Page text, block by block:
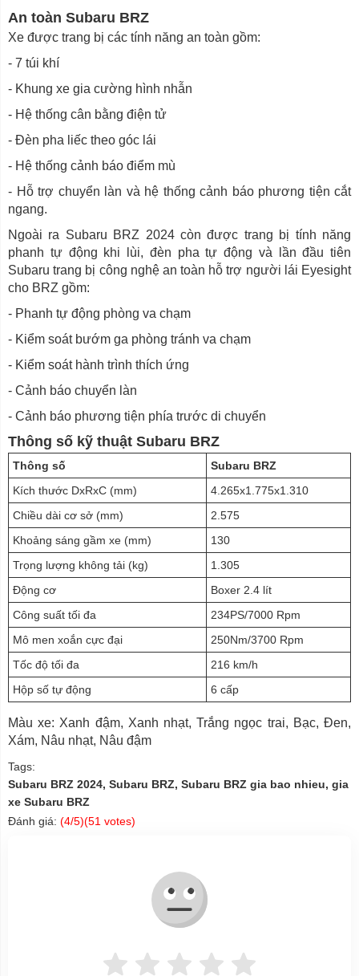
An toàn Subaru BRZ
Xe được trang bị các tính năng an toàn gồm:
- 7 túi khí
- Khung xe gia cường hình nhẫn
- Hệ thống cân bằng điện tử
- Đèn pha liếc theo góc lái
- Hệ thống cảnh báo điểm mù
- Hỗ trợ chuyển làn và hệ thống cảnh báo phương tiện cắt
ngang.
Ngoài ra Subaru BRZ 2024 còn được trang bị tính năng
phanh tự động khi lùi, đèn pha tự động và lần đầu tiên
Subaru trang bị công nghệ an toàn hỗ trợ người lái Eyesight
cho BRZ gồm:
- Phanh tự động phòng va chạm
- Kiểm soát bướm ga phòng tránh va chạm
- Kiểm soát hành trình thích ứng
- Cảnh báo chuyển làn
- Cảnh báo phương tiện phía trước di chuyển
Thông số kỹ thuật Subaru BRZ
Thông số
Subaru BRZ
Kích thước DxRxC (mm)
4.265x1.775x1.310
Chiều dài cơ sở (mm)
2.575
Khoảng sáng gầm xe (mm)
130
Trọng lượng không tải (kg)
1.305
Động cơ
Boxer 2.4 lít
Công suất tối đa
234PS/7000 Rpm
Mô men xoắn cực đại
250Nm/3700 Rpm
Tốc độ tối đa
216 km/h
Hộp số tự động
6 cấp
Màu xe: Xanh đậm, Xanh nhạt, Trắng ngọc trai, Bạc, Đen,
Xám, Nâu nhạt, Nâu đậm
Tags:
Subaru BRZ 2024, Subaru BRZ, Subaru BRZ gia bao nhieu, gia
xe Subaru BRZ
Đánh giá: (4/5)(51 votes)